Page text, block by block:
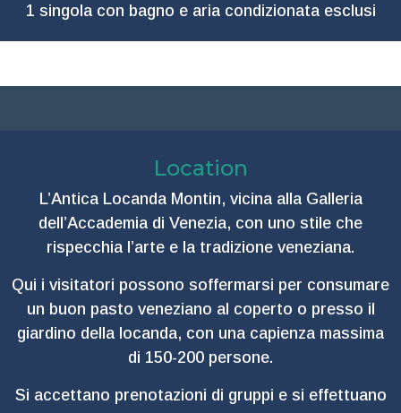
1 singola con bagno e aria condizionata esclusi
Location
L’Antica Locanda Montin, vicina alla Galleria
dell’Accademia di Venezia, con uno stile che
rispecchia l’arte e la tradizione veneziana.
Qui i visitatori possono soffermarsi per consumare
un buon pasto veneziano al coperto o presso il
giardino della locanda, con una capienza massima
di 150-200 persone.
Si accettano prenotazioni di gruppi e si effettuano